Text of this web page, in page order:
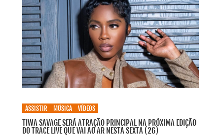
ASSISTIR MÚSICA VÍDEOS
TIWA SAVAGE SERÁ ATRAÇÃO PRINCIPAL NA PRÓXIMA EDIÇÃO
DO TRACE LIVE QUE VAI AO AR NESTA SEXTA (26)